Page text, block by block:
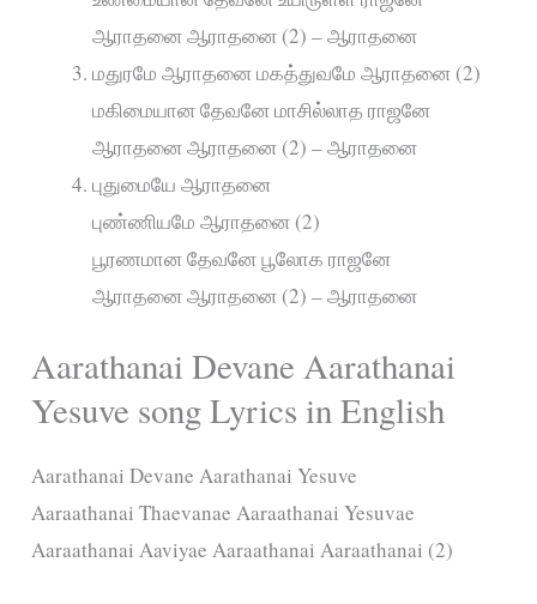
ஆராதனை ஆராதனை (2) – ஆராதனை
மதுரமே ஆராதனை மகத்துவமே ஆராதனை (2)
மகிமையான தேவனே மாசில்லாத ராஜனே
ஆராதனை ஆராதனை (2) – ஆராதனை
புதுமையே ஆராதனை
புண்ணியமே ஆராதனை (2)
பூரணமான தேவனே பூலோக ராஜனே
ஆராதனை ஆராதனை (2) – ஆராதனை
Aarathanai Devane Aarathanai
Yesuve song Lyrics in English
Aarathanai Devane Aarathanai Yesuve
Aaraathanai Thaevanae Aaraathanai Yesuvae
Aaraathanai Aaviyae Aaraathanai Aaraathanai (2)